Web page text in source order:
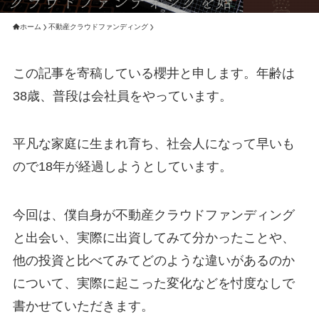
ホーム 不動産クラウドファンディング
この記事を寄稿している櫻井と申します。年齢は
38歳、普段は会社員をやっています。
平凡な家庭に生まれ育ち、社会人になって早いも
ので18年が経過しようとしています。
今回は、僕自身が不動産クラウドファンディング
と出会い、実際に出資してみて分かったことや、
他の投資と比べてみてどのような違いがあるのか
について、実際に起こった変化などを忖度なしで
書かせていただきます。